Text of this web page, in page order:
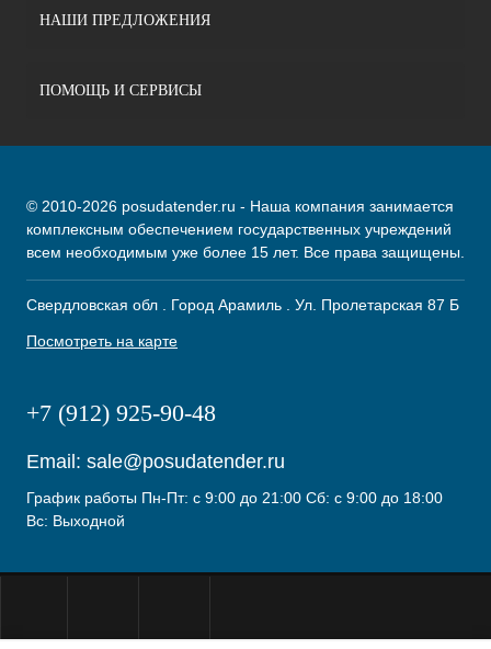
НАШИ ПРЕДЛОЖЕНИЯ
ПОМОЩЬ И СЕРВИСЫ
© 2010-2026 posudatender.ru - Наша компания занимается
комплексным обеспечением государственных учреждений
всем необходимым уже более 15 лет. Все права защищены.
Свердловская обл . Город Арамиль . Ул. Пролетарская 87 Б
Посмотреть на карте
+7 (912) 925-90-48
Email: sale@posudatender.ru
График работы Пн-Пт: с 9:00 до 21:00 Сб: с 9:00 до 18:00
Вс: Выходной